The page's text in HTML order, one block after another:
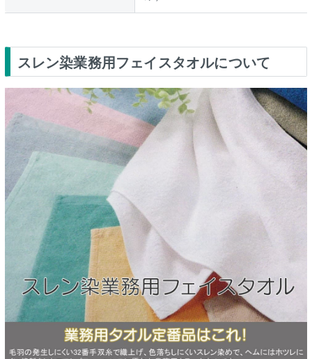
スレン染業務用フェイスタオルについて